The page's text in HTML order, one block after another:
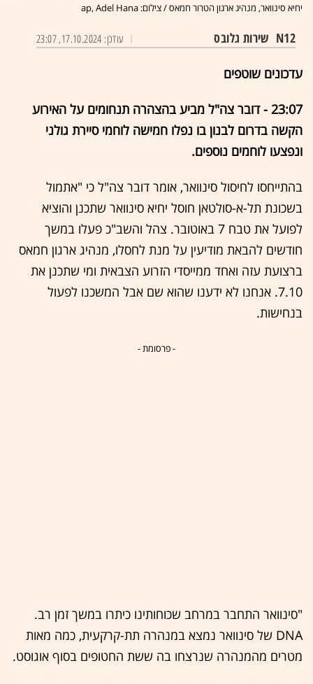
יחיא סינוואר, מנהיג ארגון הטרור חמאס / צילום: ap, Adel Hana
N12 שירות גלובס עודכן: 17.10.2024, 23:07
עדכונים שוטפים
23:07 - דובר צה"ל מביע בהצהרה תנחומים על האירוע
הקשה בדרום לבנון בו נפלו חמישה לוחמי סיירת גולני
ונפצעו לוחמים נוספים.
בהתייחסו לחיסול סינוואר, אומר דובר צה"ל כי "אתמול
בשכונת תל-א-סולטאן חוסל יחיא סינוואר שתכנן והוציא
לפועל את טבח 7 באוטובר. צהל והשב"כ פעלו במשך
חודשים להבאת מודיעין על מנת לחסלו, מנהיג ארגון חמאס
ברצועת עזה ואחד ממייסדי הזרוע הצבאית ומי שתכנן את
7.10. אנחנו לא ידענו שהוא שם אבל המשכנו לפעול
בנחישות.
- פרסומת -
"סינוואר התחבר במרחב שכוחותינו כיתרו במשך זמן רב.
DNA של סינוואר נמצא במנהרה תת-קרקעית, כמה מאות
מטרים מהמנהרה שנרצחו בה ששת החטופים בסוף אוגוסט.